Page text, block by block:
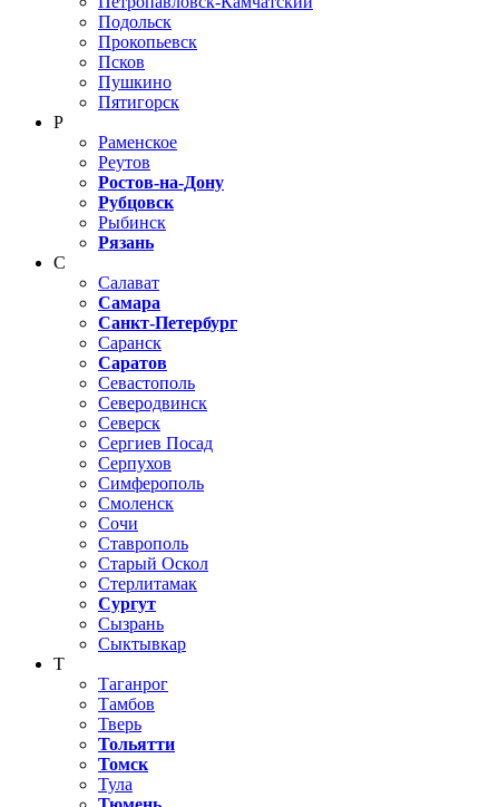
Подольск
Прокопьевск
Псков
Пушкино
Пятигорск
Р
Раменское
Реутов
Ростов-на-Дону
Рубцовск
Рыбинск
Рязань
С
Салават
Самара
Санкт-Петербург
Саранск
Саратов
Севастополь
Северодвинск
Северск
Сергиев Посад
Серпухов
Симферополь
Смоленск
Сочи
Ставрополь
Старый Оскол
Стерлитамак
Сургут
Сызрань
Сыктывкар
Т
Таганрог
Тамбов
Тверь
Тольятти
Томск
Тула